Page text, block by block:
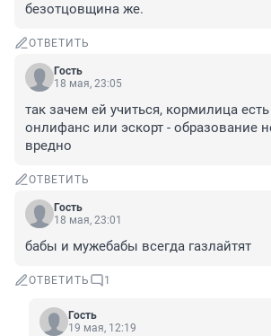
безотцовщина же.
ОТВЕТИТЬ
Гость
18 мая, 23:05
так зачем ей учиться, кормилица
онлифанс или эскорт - образование
вредно
ОТВЕТИТЬ
Гость
18 мая, 23:01
бабы и мужебабы всегда газлайтят
ОТВЕТИТЬ 1
Гость
19 мая, 12:19